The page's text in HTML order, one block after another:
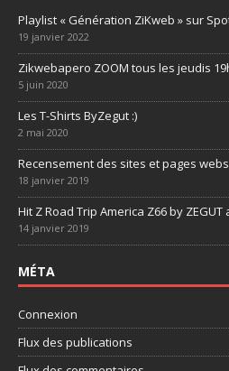
Playlist « Génération ZiKweb » sur
19 janvier 2022
Zikwebapero ZOOM tous les jeudis
5 juin 2020
Les T-Shirts ByZegut :)
2 mai 2020
Recensement des sites et pages
18 janvier 2019
Hit Z Road Trip America Z66 by ZEGUT
14 janvier 2019
MÉTA
Connexion
Flux des publications